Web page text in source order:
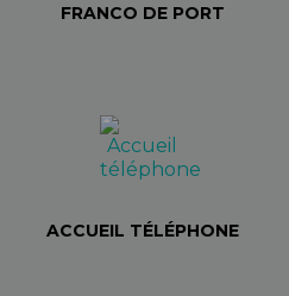
FRANCO DE PORT
ACCUEIL TÉLÉPHONE